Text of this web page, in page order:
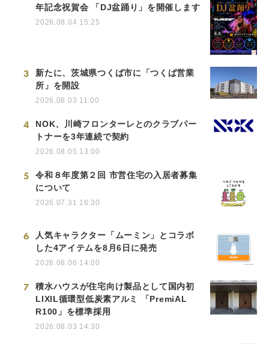
年記念祝賀会 「DJ盆踊り」を開催します
2026.08.04 15:25
3
新たに、茨城県つくば市に「つくば営業
所」を開設
2026.08.03 11:00
4
NOK、川崎フロンターレとのクラブパー
トナーを3年連続で契約
2026.08.05 13:00
5
令和８年度第２回 市営住宅の入居者募集
について
2026.07.31 16:30
6
人気キャラクター「ムーミン」とコラボ
した4アイテムを8月6日に発売
2026.08.06 14:00
7
積水ハウスが住宅向け製品として国内初
LIXIL循環型低炭素アルミ 「PremiAL
R100」を標準採用
2026.08.03 14:30